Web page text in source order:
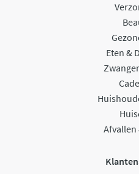
Eten &
Afvallen